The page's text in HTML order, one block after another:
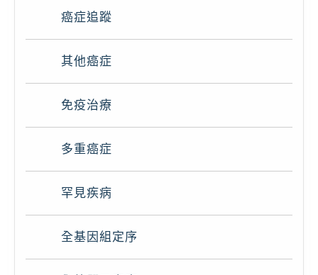
癌症追蹤
其他癌症
免疫治療
多重癌症
罕見疾病
全基因組定序